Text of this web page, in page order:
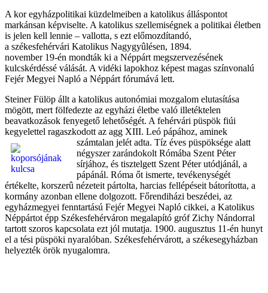
A kor egyházpolitikai küzdelmeiben a katolikus álláspontot
markánsan képviselte. A katolikus szellemiségnek a politikai életben
is jelen kell lennie – vallotta, s ezt előmozdítandó,
a székesfehérvári Katolikus Nagygyûlésen, 1894.
november 19-én mondták ki a Néppárt megszervezésének
kulcskérdéssé válását. A vidéki lapokhoz képest magas színvonalú
Fejér Megyei Napló a Néppárt fórumává lett.
Steiner Fülöp állt a katolikus autonómiai mozgalom elutasítása
mögött, mert fölfedezte az egyházi életbe való illetéktelen
beavatkozások fenyegető lehetőségét. A fehérvári püspök fiúi
kegyelettel ragaszkodott az agg XIII. Leó pápához, aminek
számtalan jelét adta. Tíz éves püspöksége alatt
négyszer zarándokolt Rómába Szent Péter
sírjához, és tisztelgett Szent Péter utódjánál, a
pápánál. Róma őt ismerte, tevékenységét
értékelte, korszerû nézeteit pártolta, harcias fellépéseit bátorította, a
kormány azonban ellene dolgozott. Főrendiházi beszédei, az
egyházmegyei fenntartású Fejér Megyei Napló cikkei, a Katolikus
Néppártot épp Székesfehérváron megalapító gróf Zichy Nándorral
tartott szoros kapcsolata ezt jól mutatja. 1900. augusztus 11-én hunyt
el a tési püspöki nyaralóban. Székesfehérvárott, a székesegyházban
helyezték örök nyugalomra.